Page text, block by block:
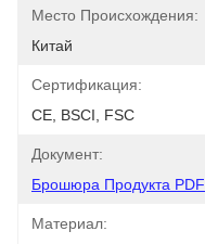
Место Происхождения:
Китай
Сертификация:
CE, BSCI, FSC
Документ:
Брошюра Продукта PDF
Материал: